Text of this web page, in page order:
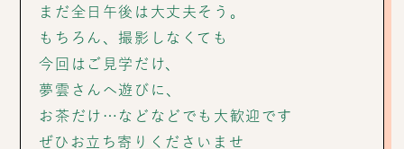
まだ全日午後は大丈夫そう。
もちろん、撮影しなくても
今回はご見学だけ、
夢雲さんへ遊びに、
お茶だけ…などなどでも大歓迎です
ぜひお立ち寄りくださいませ